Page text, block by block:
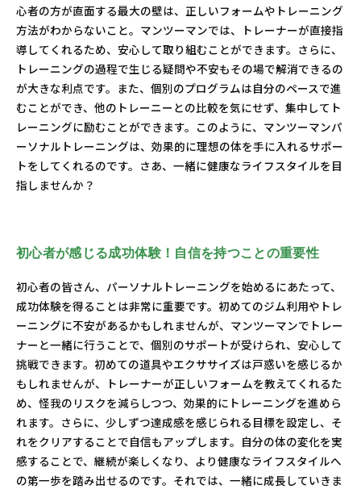
心者の方が直面する最大の壁は、正しいフォームやトレーニング
方法がわからないこと。マンツーマンでは、トレーナーが直接指
導してくれるため、安心して取り組むことができます。さらに、
トレーニングの過程で生じる疑問や不安もその場で解消できるの
が大きな利点です。また、個別のプログラムは自分のペースで進
むことができ、他のトレーニーとの比較を気にせず、集中してト
レーニングに励むことができます。このように、マンツーマンパ
ーソナルトレーニングは、効果的に理想の体を手に入れるサポー
トをしてくれるのです。さあ、一緒に健康なライフスタイルを目
指しませんか？
初心者が感じる成功体験！自信を持つことの重要性
初心者の皆さん、パーソナルトレーニングを始めるにあたって、
成功体験を得ることは非常に重要です。初めてのジム利用やトレ
ーニングに不安があるかもしれませんが、マンツーマンでトレー
ナーと一緒に行うことで、個別のサポートが受けられ、安心して
挑戦できます。初めての道具やエクササイズは戸惑いを感じるか
もしれませんが、トレーナーが正しいフォームを教えてくれるた
め、怪我のリスクを減らしつつ、効果的にトレーニングを進めら
れます。さらに、少しずつ達成感を感じられる目標を設定し、そ
れをクリアすることで自信もアップします。自分の体の変化を実
感することで、継続が楽しくなり、より健康なライフスタイルへ
の第一歩を踏み出せるのです。それでは、一緒に成長していきま